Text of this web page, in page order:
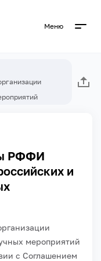
Меню
РФФИ
и
мероприятий
с Соглашением